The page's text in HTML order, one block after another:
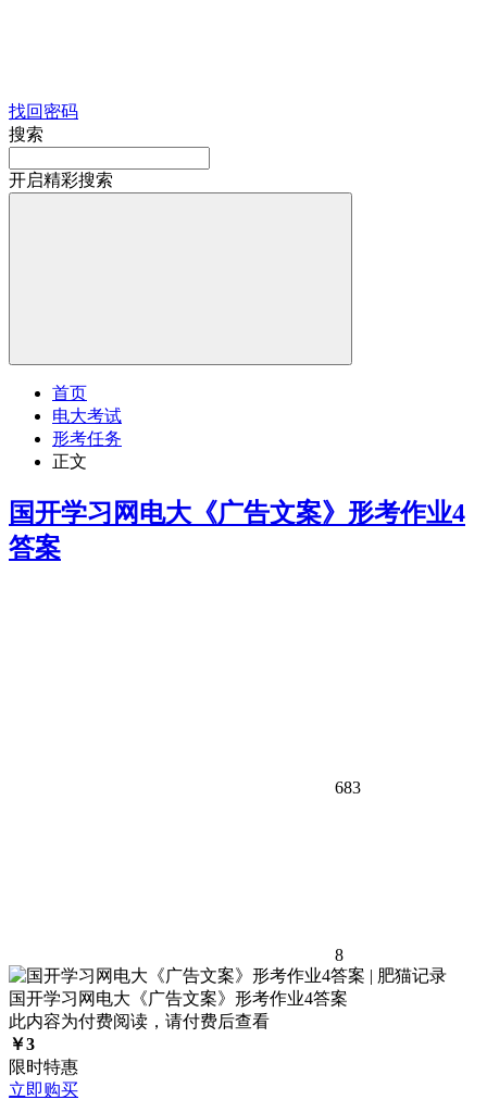
找回密码
搜索
开启精彩搜索
首页
电大考试
形考任务
正文
国开学习网电大《广告文案》形考作业4
答案
683
8
国开学习网电大《广告文案》形考作业4答案
此内容为付费阅读，请付费后查看
￥3
限时特惠
立即购买